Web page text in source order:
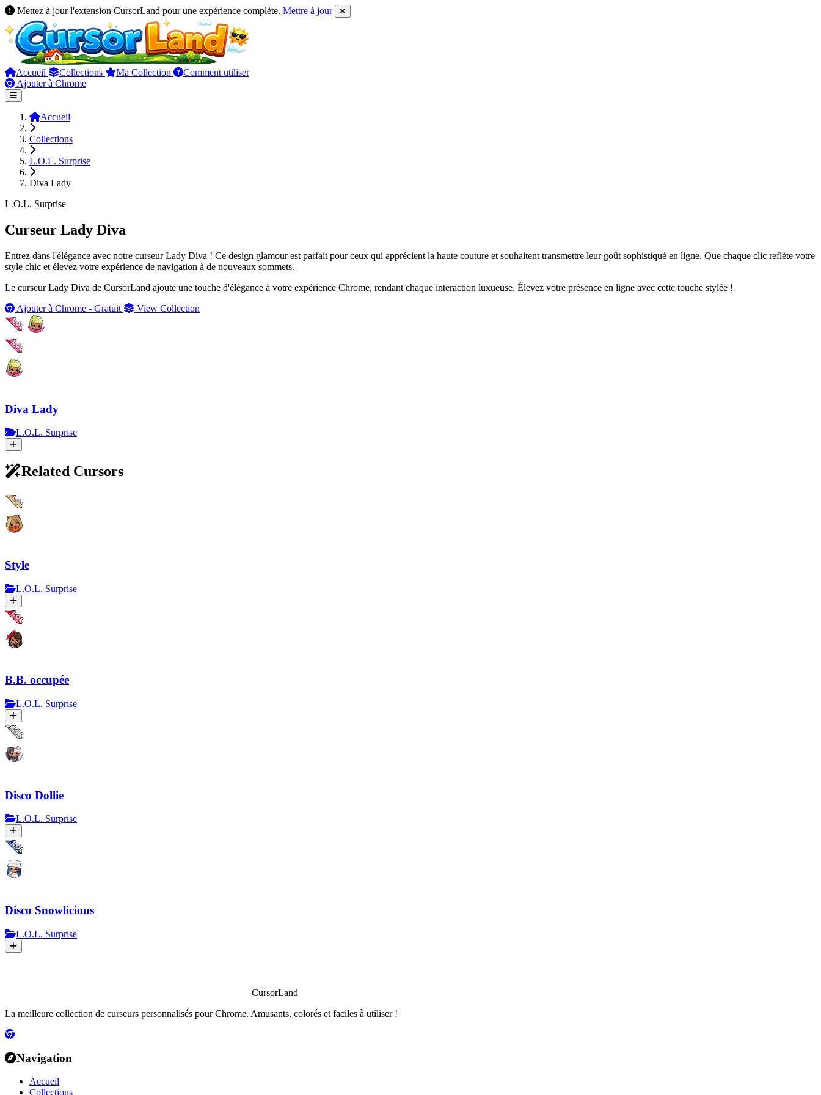
Mettez à jour l'extension CursorLand pour une expérience complète. Mettre à jour
Accueil Collections Ma Collection
Comment utiliser
Ajouter à Chrome
Accueil
Collections
L.O.L. Surprise
Diva Lady
L.O.L. Surprise
Curseur Lady Diva
Entrez dans l'élégance avec notre curseur Lady Diva ! Ce design glamour est parfait pour ceux qui apprécient la haute couture et souhaitent transmettre leur goût sophistiqué en ligne. Que chaque clic reflète votre
style chic et élevez votre expérience de navigation à de nouveaux sommets.
Le curseur Lady Diva de CursorLand ajoute une touche d'élégance à votre expérience Chrome, rendant chaque interaction luxueuse. Élevez votre présence en ligne avec cette touche stylée !
Ajouter à Chrome - Gratuit
View Collection
Diva Lady
L.O.L. Surprise
Related Cursors
Style
L.O.L. Surprise
B.B. occupée
L.O.L. Surprise
Disco Dollie
L.O.L. Surprise
Disco Snowlicious
L.O.L. Surprise
CursorLand
La meilleure collection de curseurs personnalisés pour Chrome. Amusants, colorés et faciles à utiliser !
Navigation
Accueil
Collections